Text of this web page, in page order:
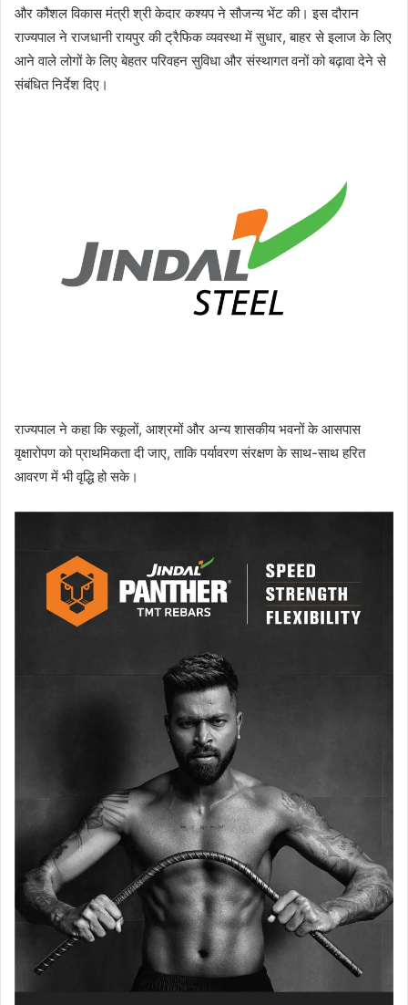
और कौशल विकास मंत्री श्री केदार कश्यप ने सौजन्य भेंट की। इस दौरान
राज्यपाल ने राजधानी रायपुर की ट्रैफिक व्यवस्था में सुधार, बाहर से इलाज के लिए
आने वाले लोगों के लिए बेहतर परिवहन सुविधा और संस्थागत वनों को बढ़ावा देने से
संबंधित निर्देश दिए।
राज्यपाल ने कहा कि स्कूलों, आश्रमों और अन्य शासकीय भवनों के आसपास
वृक्षारोपण को प्राथमिकता दी जाए, ताकि पर्यावरण संरक्षण के साथ-साथ हरित
आवरण में भी वृद्धि हो सके।